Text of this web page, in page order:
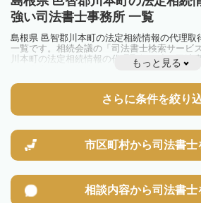
強い司法書士事務所 一覧
島根県 邑智郡川本町の法定相続情報の代理取
一覧です。相続会議の「司法書士検索サービ
川本町の法定相続情報の代理取得に強い司法
とが出来ます。相続のトラブルやお悩みを抱
もっと見る
さらに条件を絞り
市区町村から司法書士
相談内容から司法書士